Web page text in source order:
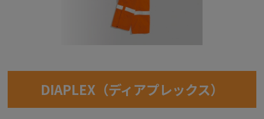
DIAPLEX（ディアプレックス）